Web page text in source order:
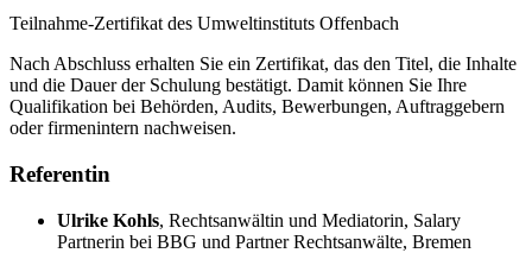
Teilnahme-Zertifikat des Umweltinstituts Offenbach
Nach Abschluss erhalten Sie ein Zertifikat, das den Titel, die Inhalte
und die Dauer der Schulung bestätigt. Damit können Sie Ihre
Qualifikation bei Behörden, Audits, Bewerbungen, Auftraggebern
oder firmenintern nachweisen.
Referentin
Ulrike Kohls, Rechtsanwältin und Mediatorin, Salary
Partnerin bei BBG und Partner Rechtsanwälte, Bremen